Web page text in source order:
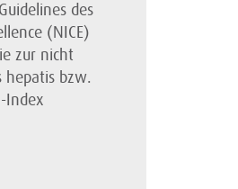
des
(NICE)
zur nicht
hepatis bzw.
Index